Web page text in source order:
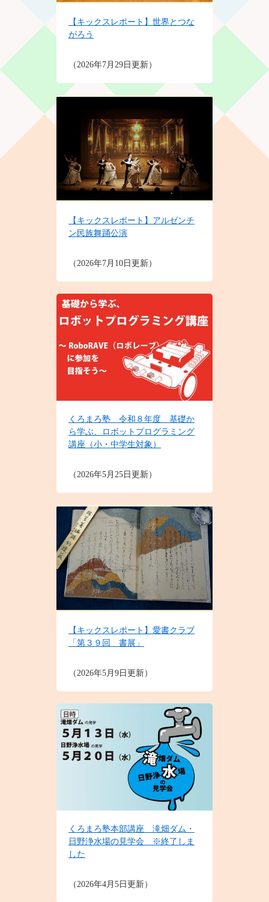
【キックスレポート】世界とつな
がろう
2026年7月29日更新
【キックスレポート】アルゼンチ
ン民族舞踊公演
2026年7月10日更新
くろまろ塾 令和８年度 基礎か
ら学ぶ、ロボットプログラミング
講座（小・中学生対象）
2026年5月25日更新
【キックスレポート】愛書クラブ
「第３９回 書展」
2026年5月9日更新
くろまろ塾本部講座 滝畑ダム・
日野浄水場の見学会 ※終了しま
した
2026年4月5日更新